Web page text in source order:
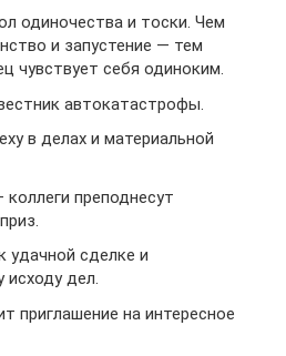
одиночества и тоски. Чем
и запустение — тем
чувствует себя одиноким.
автокатастрофы.
в делах и материальной
преподнесут
удачной сделке и
исходу дел.
приглашение на интересное